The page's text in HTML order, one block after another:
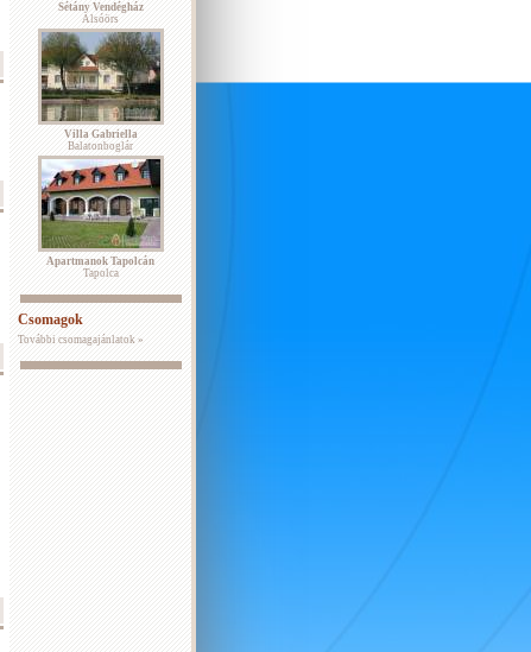
Sétány Vendégház
Alsóörs
Villa Gabriella
Balatonboglár
Apartmanok Tapolcán
Tapolca
Csomagok
További csomagajánlatok »